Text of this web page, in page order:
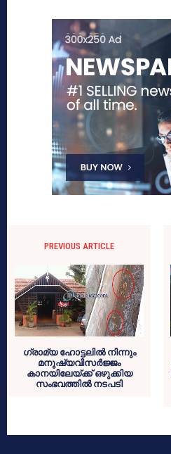
PREVIOUS ARTICLE
ഗ്രാമ്യ ഹോട്ടലില്‍ നിന്നും
മനുഷ്യവിസര്‍ജ്ജം
കാനയിലേയ്ക്ക് ഒഴുക്കിയ
സംഭവത്തില്‍ നടപടി